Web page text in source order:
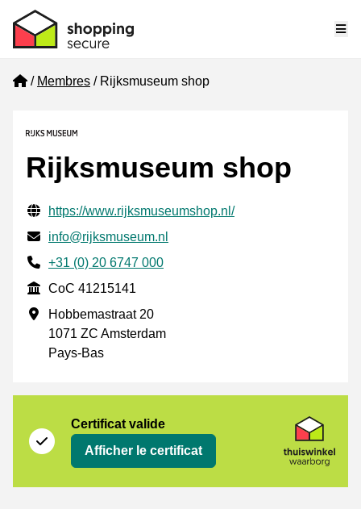
Home
Membres Rijksmuseum shop
Rijksmuseum shop
Informations de contact vérifiées
Website URL
https://www.rijksmuseumshop.nl/
E-mail
info@rijksmuseum.nl
Phone number
+31 (0) 20 6747 000
CoC
CoC 41215141
Adresse professionnelle
Hobbemastraat 20
1071 ZC Amsterdam
Pays-Bas
Certificat valide
Afficher le certificat